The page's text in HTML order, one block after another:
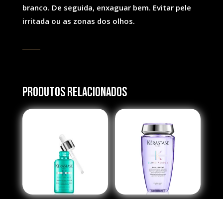
branco. De seguida, enxaguar bem. Evitar pele
irritada ou as zonas dos olhos.
Produtos Relacionados